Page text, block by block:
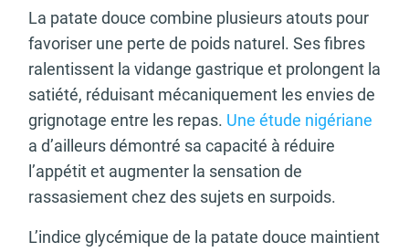
La patate douce combine plusieurs atouts pour
favoriser une perte de poids naturel. Ses fibres
ralentissent la vidange gastrique et prolongent la
satiété, réduisant mécaniquement les envies de
grignotage entre les repas. Une étude nigériane
a d’ailleurs démontré sa capacité à réduire
l’appétit et augmenter la sensation de
rassasiement chez des sujets en surpoids.
L’indice glycémique de la patate douce maintient